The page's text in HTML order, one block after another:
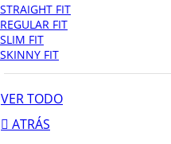
STRAIGHT FIT
REGULAR FIT
SLIM FIT
SKINNY FIT
VER TODO
ATRÁS